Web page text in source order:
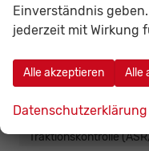
Räder & Technik
Bremsen
Fahrwerk- und
Antiblockiersystem
Elektronisches
Traktionskontrolle
Einverständnis
jederzeit mit Wirkung
Alle akzeptieren Alle
Datenschutzerklärung